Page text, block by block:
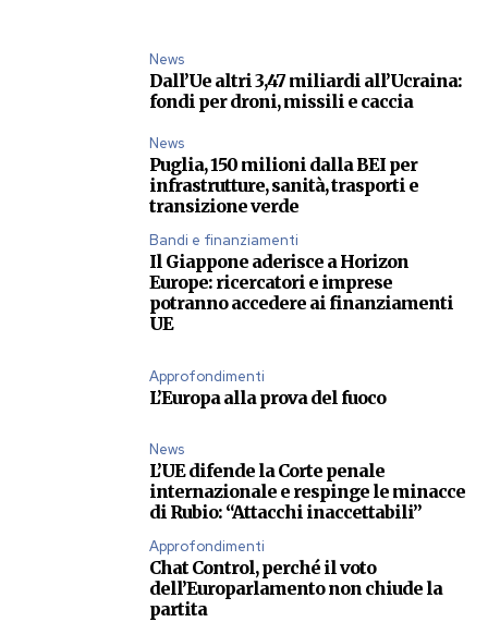
News
Dall’Ue altri 3,47 miliardi all’Ucraina:
fondi per droni, missili e caccia
News
Puglia, 150 milioni dalla BEI per
infrastrutture, sanità, trasporti e
transizione verde
Bandi e finanziamenti
Il Giappone aderisce a Horizon
Europe: ricercatori e imprese
potranno accedere ai finanziamenti
UE
Approfondimenti
L’Europa alla prova del fuoco
News
L’UE difende la Corte penale
internazionale e respinge le minacce
di Rubio: “Attacchi inaccettabili”
Approfondimenti
Chat Control, perché il voto
dell’Europarlamento non chiude la
partita